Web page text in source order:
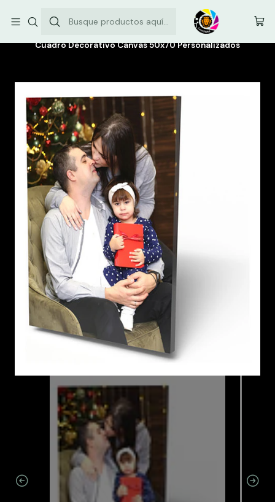
Envíos comunas de la Región Metropolitana: $3.500
Cuadro Decorativo Canvas 50x70 Personalizados